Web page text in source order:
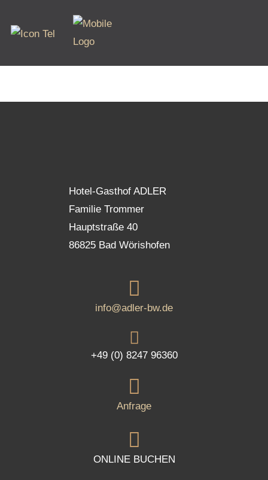
Es konnte leider nichts gefunden werden.
Hotel-Gasthof ADLER
Familie Trommer
Hauptstraße 40
86825 Bad Wörishofen
info@adler-bw.de
+49 (0) 8247 96360
Anfrage
ONLINE BUCHEN